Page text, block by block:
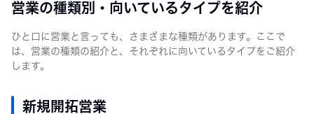
営業の種類別・向いているタイプを紹介
ひと口に営業と言っても、さまざまな種類があります。ここで
は、営業の種類の紹介と、それぞれに向いているタイプをご紹介
します。
新規開拓営業